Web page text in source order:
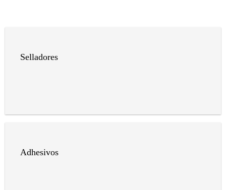
Selladores
Adhesivos